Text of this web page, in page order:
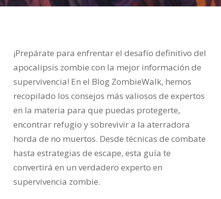
¡Prepárate para enfrentar el desafío definitivo del
apocalipsis zombie con la mejor información de
supervivencia! En el Blog ZombieWalk, hemos
recopilado los consejos más valiosos de expertos
en la materia para que puedas protegerte,
encontrar refugio y sobrevivir a la aterradora
horda de no muertos. Desde técnicas de combate
hasta estrategias de escape, esta guía te
convertirá en un verdadero experto en
supervivencia zombie.